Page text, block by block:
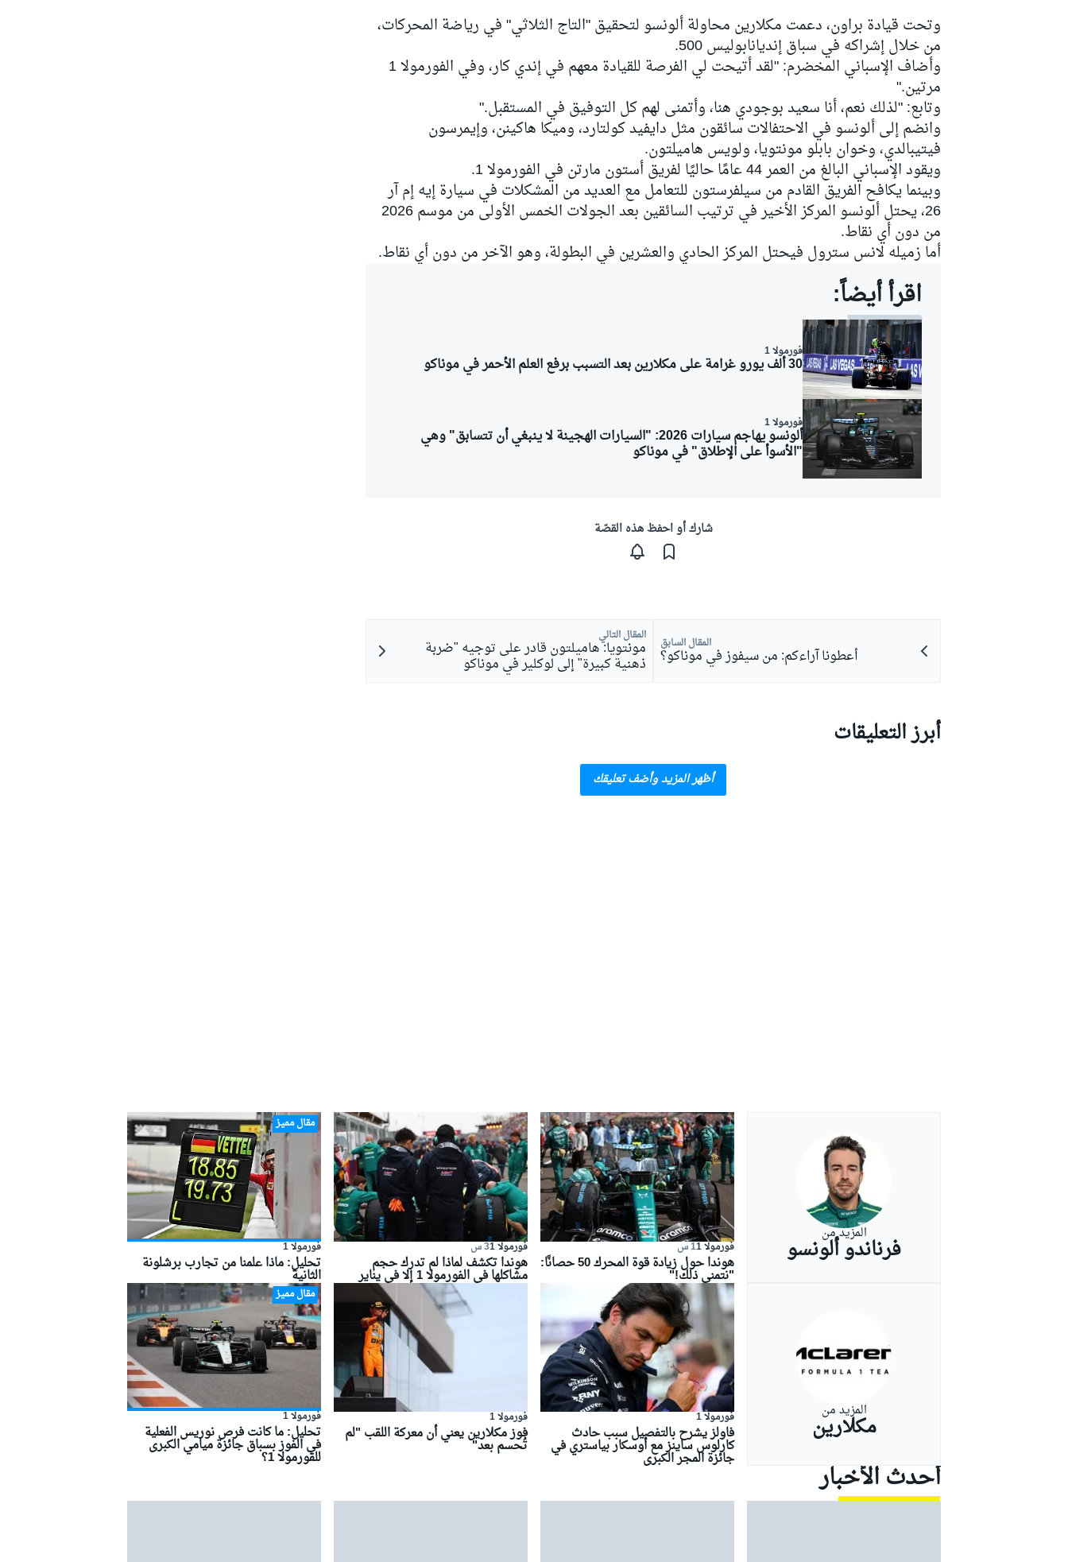
وتحت قيادة براون، دعمت مكلارين محاولة ألونسو لتحقيق "التاج الثلاثي" في رياضة المحركات،
من خلال إشراكه في سباق إنديانابوليس 500.
وأضاف الإسباني المخضرم: "لقد أتيحت لي الفرصة للقيادة معهم في إندي كار، وفي الفورمولا 1
مرتين."
وتابع: "لذلك نعم، أنا سعيد بوجودي هنا، وأتمنى لهم كل التوفيق في المستقبل."
وانضم إلى ألونسو في الاحتفالات سائقون مثل دايفيد كولتارد، وميكا هاكينن، وإيمرسون
فيتيبالدي، وخوان بابلو مونتويا، ولويس هاميلتون.
ويقود الإسباني البالغ من العمر 44 عامًا حاليًا لفريق أستون مارتن في الفورمولا 1.
وبينما يكافح الفريق القادم من سيلفرستون للتعامل مع العديد من المشكلات في سيارة إيه إم آر
26، يحتل ألونسو المركز الأخير في ترتيب السائقين بعد الجولات الخمس الأولى من موسم 2026
من دون أي نقاط.
أما زميلهلانس سترول فيحتل المركز الحادي والعشرين في البطولة، وهو الآخر من دون أي نقاط.
اقرأ أيضاً:
فورمولا 1
30 ألف يورو غرامة على مكلارين بعد التسبب برفع العلم الأحمر في موناكو
فورمولا 1
ألونسو يهاجم سيارات 2026: "السيارات الهجينة لا ينبغي أن تتسابق" وهي
"الأسوأ على الإطلاق" في موناكو
شارك أو احفظ هذه القصّة
المقال السابق
أعطونا آراءكم: من سيفوز في موناكو؟
المقال التالي
مونتويا: هاميلتون قادر على توجيه "ضربة
ذهنية كبيرة" إلى لوكلير في موناكو
أبرز التعليقات
أظهر المزيد وأضف تعليقك
المزيد من
فرناندو ألونسو فورمولا 1 1 س
هوندا حول زيادة قوة المحرك 50 حصانًا:
"نتمنى ذلك!"
فورمولا 1 3 س
هوندا تكشف لماذا لم تدرك حجم
مشاكلها في الفورمولا 1 إلا في يناير
مقال مميز
فورمولا 1
تحليل: ماذا علمنا من تجارب برشلونة
الثانية
المزيد من
مكلارين فورمولا 1
فاولز يشرح بالتفصيل سبب حادث
كارلوس ساينز مع أوسكار بياستري في
جائزة المجر الكبرى
فورمولا 1
فوز مكلارين يعني أن معركة اللقب "لم
تُحسم بعد"
مقال مميز
فورمولا 1
تحليل: ما كانت فرص نوريس الفعلية
في الفوز بسباق جائزة ميامي الكبرى
للفورمولا 1؟ أحدث الأخبار